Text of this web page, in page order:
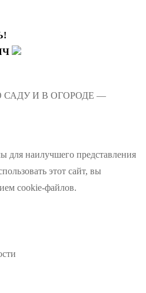
САДУ И В ОГОРОДЕ —
для наилучшего представления
этот сайт, вы
cookie-файлов.